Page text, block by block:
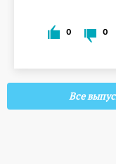
0 0
Все